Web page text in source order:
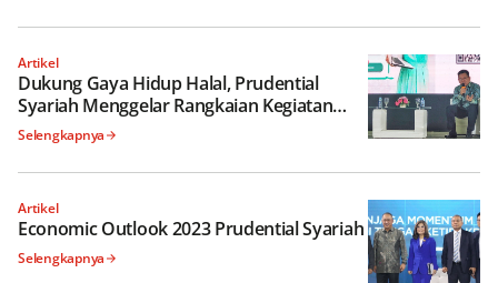
Artikel
Dukung Gaya Hidup Halal, Prudential
Syariah Menggelar Rangkaian Kegiatan
Literasi dan Inklusi di Jogja Halal Fest (JHF)
2022
Selengkapnya
Artikel
Economic Outlook 2023 Prudential Syariah
Selengkapnya